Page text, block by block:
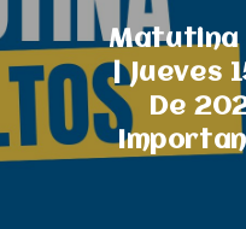
Matutina
| Jueves
De